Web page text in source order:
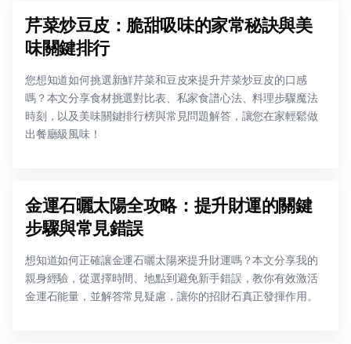
芹菜炒豆皮：脆甜吸味的家常秘訣與美
味關鍵排行
您想知道如何挑選新鮮芹菜和豆皮來提升芹菜炒豆皮的口感
嗎？本文分享食材挑選對比表、私家食譜心法、料理步驟魔法
時刻，以及美味關鍵排行榜與常見問題解答，讓您在家輕鬆做
出餐廳級風味！
金運石曬太陽全攻略：提升財運的關鍵
步驟與常見錯誤
想知道如何正確讓金運石曬太陽來提升財運嗎？本文分享我的
親身經驗，從選擇時間、地點到避免新手錯誤，教你有效激活
金運石能量，並解答常見疑慮，讓你的招財石真正發揮作用。